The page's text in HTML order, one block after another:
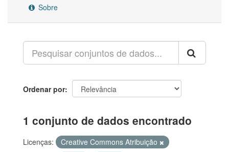
Sobre
Ordenar por
1 conjunto de dados encontrado
Licenças:
Creative Commons Atribuição